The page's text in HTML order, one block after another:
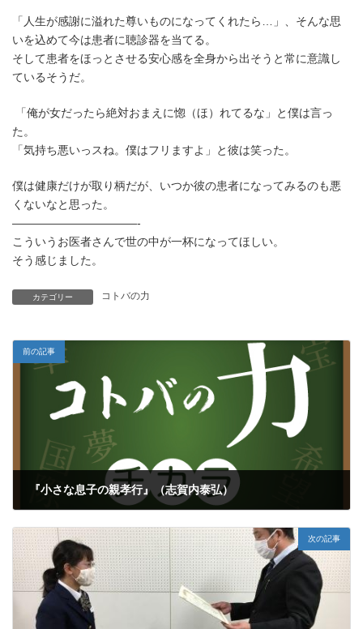
「人生が感謝に溢れた尊いものになってくれたら…」、そんな思
いを込めて今は患者に聴診器を当てる。
そして患者をほっとさせる安心感を全身から出そうと常に意識し
ているそうだ。
「俺が女だったら絶対おまえに惚（ほ）れてるな」と僕は言っ
た。
「気持ち悪いっスね。僕はフリますよ」と彼は笑った。
僕は健康だけが取り柄だが、いつか彼の患者になってみるのも悪
くないなと思った。
———————————-
こういうお医者さんで世の中が一杯になってほしい。
そう感じました。
カテゴリー コトバの力
前の記事
『小さな息子の親孝行』（志賀内泰弘）
次の記事